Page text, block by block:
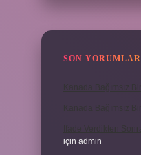
SON YORUMLAR
için admin